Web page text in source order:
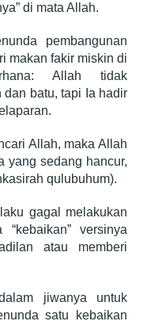
di mata Allah.
pembangunan
makan fakir miskin di
Allah tidak
dan batu, tapi Ia hadir
Allah, maka Allah
yang sedang hancur,
qulubuhum).
gagal melakukan
versinya
atau memberi
jiwanya untuk
satu kebaikan